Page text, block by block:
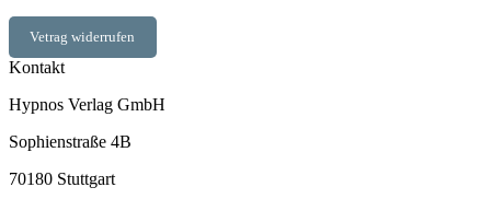
Vetrag widerrufen
Kontakt
Hypnos Verlag GmbH
Sophienstraße 4B
70180 Stuttgart